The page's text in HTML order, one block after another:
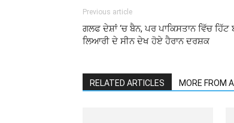
Previous article
ਗਲਫ ਦੇਸ਼ਾਂ ‘ਚ ਬੈਨ, ਪਰ ਪਾਕਿਸਤਾਨ ਵਿੱਚ ਹਿੱਟ
ਲਿਆਰੀ ਦੇ ਸੀਨ ਦੇਖ ਹੋਏ ਹੈਰਾਨ ਦਰਸ਼ਕ
RELATED ARTICLES MORE FROM